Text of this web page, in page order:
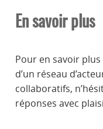
En savoir plus
Pour en savoir
d’un réseau
collaboratifs,
réponses avec